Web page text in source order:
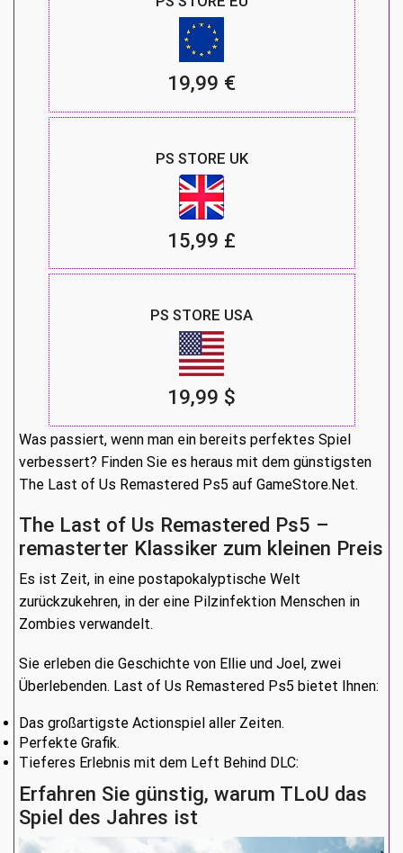
19,99 €
PS STORE UK
15,99 £
PS STORE USA
19,99 $
Was passiert, wenn man ein bereits perfektes Spiel
verbessert? Finden Sie es heraus mit dem günstigsten
The Last of Us Remastered Ps5 auf GameStore.Net.
The Last of Us Remastered Ps5 –
remasterter Klassiker zum kleinen Preis
Es ist Zeit, in eine postapokalyptische Welt
zurückzukehren, in der eine Pilzinfektion Menschen in
Zombies verwandelt.
Sie erleben die Geschichte von Ellie und Joel, zwei
Überlebenden. Last of Us Remastered Ps5 bietet Ihnen:
Das großartigste Actionspiel aller Zeiten.
Perfekte Grafik.
Tieferes Erlebnis mit dem Left Behind DLC:
Erfahren Sie günstig, warum TLoU das
Spiel des Jahres ist